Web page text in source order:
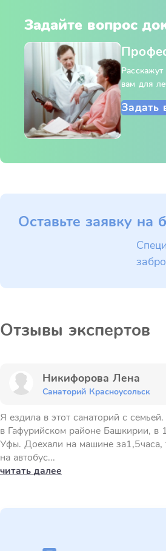
Задайте вопрос
вам для
Задать
Оставьте заявку на
Отзывы экспертов
Никифорова Лена
Санаторий Красноусольск
Я ездила в этот санаторий с
в Гафурийском районе Башкирии, в
Уфы. Доехали на машине за1,5часа,
на автобус...
читать далее